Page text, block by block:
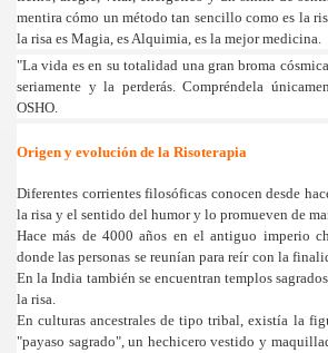
mentira cómo un método tan sencillo como es la
la risa es Magia, es Alquimia, es la mejor medicina.
"La vida es en su totalidad una gran broma
seriamente y la perderás. Compréndela
OSHO.
Origen y evolución de la Risoterapia
Diferentes corrientes filosóficas conocen desde
la risa y el sentido del humor y lo promueven de
Hace más de 4000 años en el antiguo imperio
donde las personas se reunían para reír con la
Enla India también se encuentran templos
la risa.
En culturas ancestrales de tipo tribal, existía la
"payaso sagrado", un hechicero vestido y